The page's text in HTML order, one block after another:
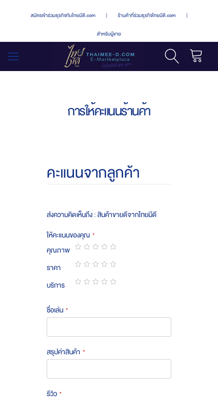
สมัครเข้าร่วมธุรกิจกับไทยมีดี.com | ร้านค้าที่ร่วมธุรกิจไทยมีดี.com |
สำหรับผู้ขาย
การให้คะแนนร้านค้า
คะแนนจากลูกค้า
ส่งความคิดเห็นถึง : สินค้าขายดีจากไทยมีดี
ให้คะแนนของคุณ
คุณภาพ
1
star
2
stars
3
stars
4
stars
5
stars
ราคา
1
star
2
stars
3
stars
4
stars
5
stars
บริการ
ชื่อเล่น
สรุปค่าสินค้า
รีวิว